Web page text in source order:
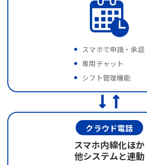
スマホで申請・承認
専用チャット
シフト管理機能
クラウド電話
スマホ内線化ほか
他システムと連動